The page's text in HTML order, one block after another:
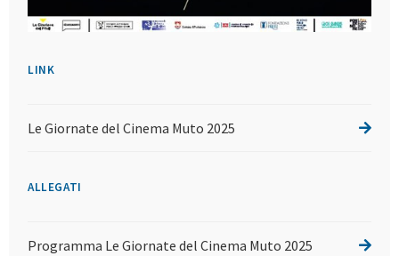
LINK
Le Giornate del Cinema Muto 2025
ALLEGATI
Programma Le Giornate del Cinema Muto 2025